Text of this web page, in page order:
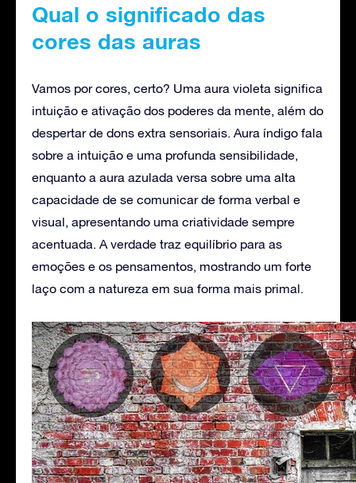
Qual o significado das
cores das auras
Vamos por cores, certo? Uma aura violeta significa
intuição e ativação dos poderes da mente, além do
despertar de dons extra sensoriais. Aura índigo fala
sobre a intuição e uma profunda sensibilidade,
enquanto a aura azulada versa sobre uma alta
capacidade de se comunicar de forma verbal e
visual, apresentando uma criatividade sempre
acentuada. A verdade traz equilíbrio para as
emoções e os pensamentos, mostrando um forte
laço com a natureza em sua forma mais primal.